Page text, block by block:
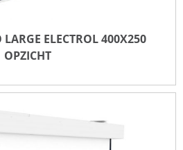
LARGE ELECTROL 400X250
OPZICHT
LARGE ELECTROL 400X250
OPZICHT